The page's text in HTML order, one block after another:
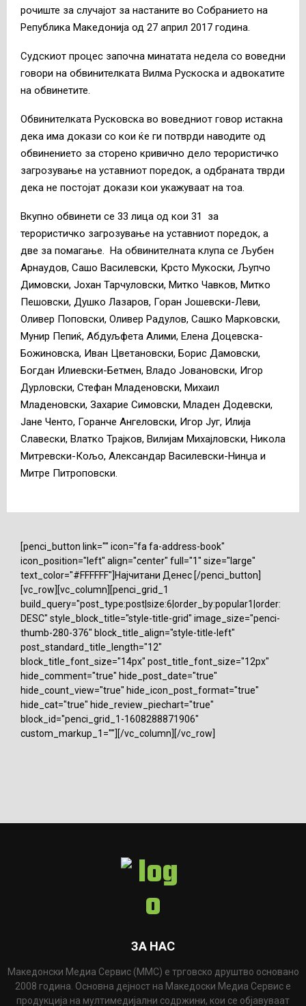
рочиште за случајот за настаните во Собранието на
Република Македонија од 27 април 2017 година.
Судскиот процес започна минатата недела со воведни
говори на обвинителката Вилма Рускоска и адвокатите
на обвинетите.
Обвинителката Русковска во воведниот говор истакна
дека има докази со кои ќе ги потврди наводите од
обвинението за сторено кривично дело терористичко
загрозување на уставниот поредок, а одбраната тврди
дека не постојат докази кои укажуваат на тоа.
Вкупно обвинети се 33 лица од кои 31 за
терористичко загрозување на уставниот поредок, а
две за помагање. На обвинителната клупа се Љубен
Арнаудов, Сашо Василевски, Крсто Мукоски, Љупчо
Димовски, Јохан Тарчуловски, Митко Чавков, Митко
Пешовски, Душко Лазаров, Горан Јошевски-Леви,
Оливер Поповски, Оливер Радулов, Сашко Марковски,
Мунир Пепиќ, Абдуљфета Алими, Елена Доцевска-
Божиновска, Иван Цветановски, Борис Дамовски,
Богдан Илиевски-Бетмен, Владо Јовановски, Игор
Дурловски, Стефан Младеновски, Михаил
Младеновски, Захарие Симовски, Младен Додевски,
Јане Ченто, Горанче Ангеловски, Игор Југ, Илија
Славески, Влатко Трајков, Вилијам Михајловски, Никола
Митревски-Кољо, Александар Василевски-Нинџа и
Митре Питроповски.
[penci_button link="" icon="fa fa-address-book"
icon_position="left" align="center" full="1" size="large"
text_color="#FFFFFF"]Најчитани Денес [/penci_button]
[vc_row][vc_column][penci_grid_1
build_query="post_type:post|size:6|order_by:popular1|order:
DESC" style_block_title="style-title-grid" image_size="penci-
thumb-280-376" block_title_align="style-title-left"
post_standard_title_length="12"
block_title_font_size="14px" post_title_font_size="12px"
hide_comment="true" hide_post_date="true"
hide_count_view="true" hide_icon_post_format="true"
hide_cat="true" hide_review_piechart="true"
block_id="penci_grid_1-1608288871906"
custom_markup_1=""][/vc_column][/vc_row]
ЗА НАС
Македонски Медиа Сервис (ММС) е трговско друштво основано
2008 година. Основна дејност на Македоски Медиа Сервис е
продукција на мултимедијални содржини, кои се објавуваат